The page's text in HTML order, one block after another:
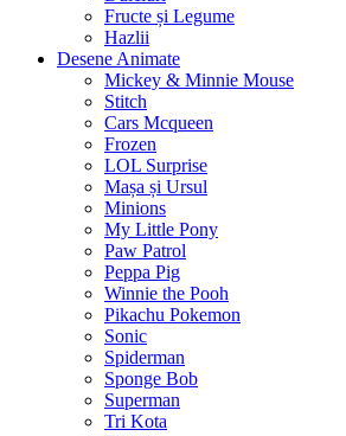
Fructe și Legume
Hazlii
Desene Animate
Mickey & Minnie Mouse
Stitch
Cars Mcqueen
Frozen
LOL Surprise
Mașa și Ursul
Minions
My Little Pony
Paw Patrol
Peppa Pig
Winnie the Pooh
Pikachu Pokemon
Sonic
Spiderman
Sponge Bob
Superman
Tri Kota